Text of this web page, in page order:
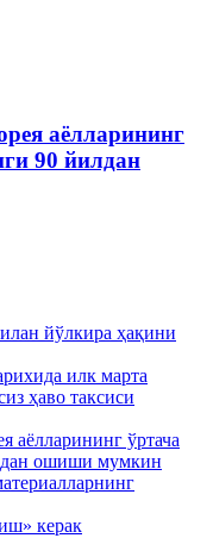
аёлларининг
90 йилдан
йўлкира ҳақини
илк марта
ҳаво таксиси
аёлларининг ўртача
ошиши мумкин
керак